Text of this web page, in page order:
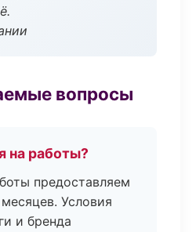
вопросы
на работы?
предоставляем
Условия
и бренда